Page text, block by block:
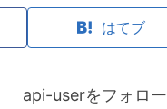
はてブ
api-userをフォロ